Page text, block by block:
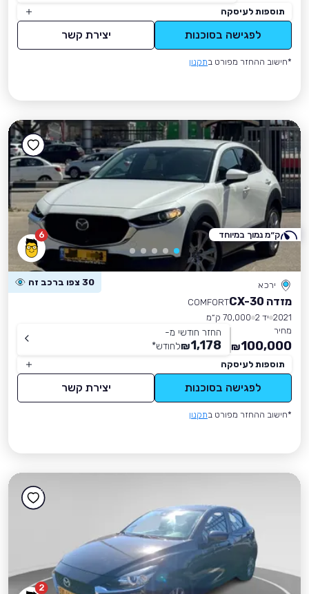
תוספות לעיסקה
לפגישה בסוכנות יצירת קשר
*חישוב ההחזר מפורט בתקנון
6
ירכא 30 צפו ברכב זה
מזדה CX-30
COMFORT
2021 יד 2
70,000 ק״מ
מחיר
100,000
₪
החזר חודשי מ-
1,178
₪לחודש*
תוספות לעיסקה
לפגישה בסוכנות יצירת קשר
*חישוב ההחזר מפורט בתקנון
ק״מ נמוך במיוחד
2